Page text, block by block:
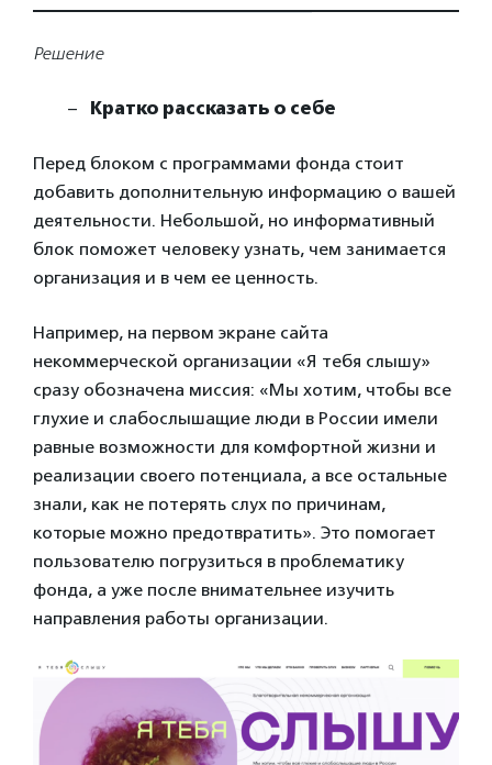
Решение
Кратко рассказать о себе
Перед блоком с программами фонда стоит
добавить дополнительную информацию о вашей
деятельности. Небольшой, но информативный
блок поможет человеку узнать, чем занимается
организация и в чем ее ценность.
Например, на первом экране сайта
некоммерческой организации «Я тебя слышу»
сразу обозначена миссия: «Мы хотим, чтобы все
глухие и слабослышащие люди в России имели
равные возможности для комфортной жизни и
реализации своего потенциала, а все остальные
знали, как не потерять слух по причинам,
которые можно предотвратить». Это помогает
пользователю погрузиться в проблематику
фонда, а уже после внимательнее изучить
направления работы организации.